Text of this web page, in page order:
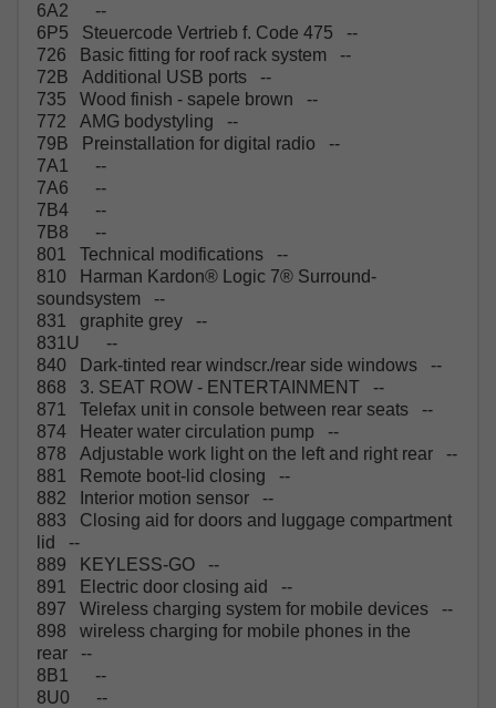
6A2 --
6P5 Steuercode Vertrieb f. Code 475 --
726 Basic fitting for roof rack system --
72B Additional USB ports --
735 Wood finish - sapele brown --
772 AMG bodystyling --
79B Preinstallation for digital radio --
7A1 --
7A6 --
7B4 --
7B8 --
801 Technical modifications --
810 Harman Kardon® Logic 7® Surround-
soundsystem --
831 graphite grey --
831U --
840 Dark-tinted rear windscr./rear side windows --
868 3. SEAT ROW - ENTERTAINMENT --
871 Telefax unit in console between rear seats --
874 Heater water circulation pump --
878 Adjustable work light on the left and right rear --
881 Remote boot-lid closing --
882 Interior motion sensor --
883 Closing aid for doors and luggage compartment
lid --
889 KEYLESS-GO --
891 Electric door closing aid --
897 Wireless charging system for mobile devices --
898 wireless charging for mobile phones in the
rear --
8B1 --
8U0 --